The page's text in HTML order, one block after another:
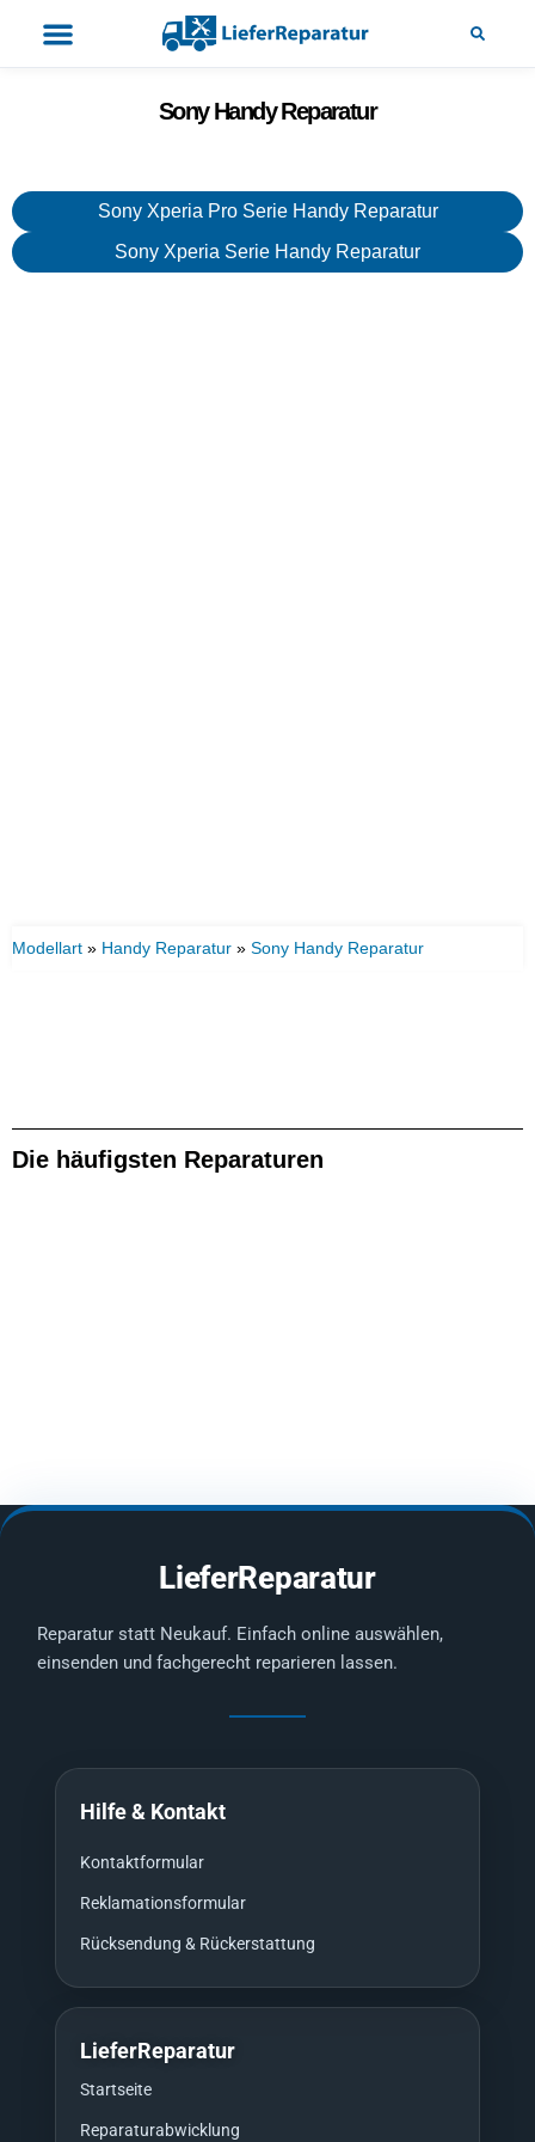
Sony Handy Reparatur
Sony Xperia Pro Serie Handy Reparatur
Sony Xperia Serie Handy Reparatur
Modellart » Handy Reparatur » Sony Handy Reparatur
Die häufigsten Reparaturen
LieferReparatur
Reparatur statt Neukauf. Einfach online auswählen,
einsenden und fachgerecht reparieren lassen.
Hilfe & Kontakt
Kontaktformular
Reklamationsformular
Rücksendung & Rückerstattung
LieferReparatur
Startseite
Reparaturabwicklung